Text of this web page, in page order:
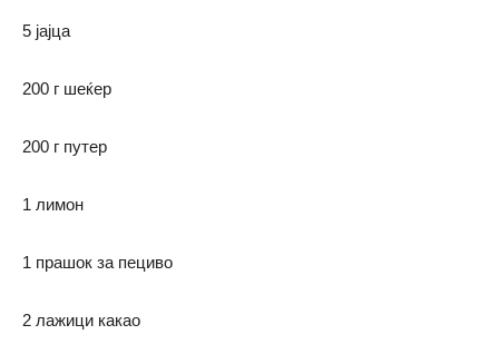
5 јајца
200 г шеќер
200 г путер
1 лимон
1 прашок за пециво
2 лажици какао